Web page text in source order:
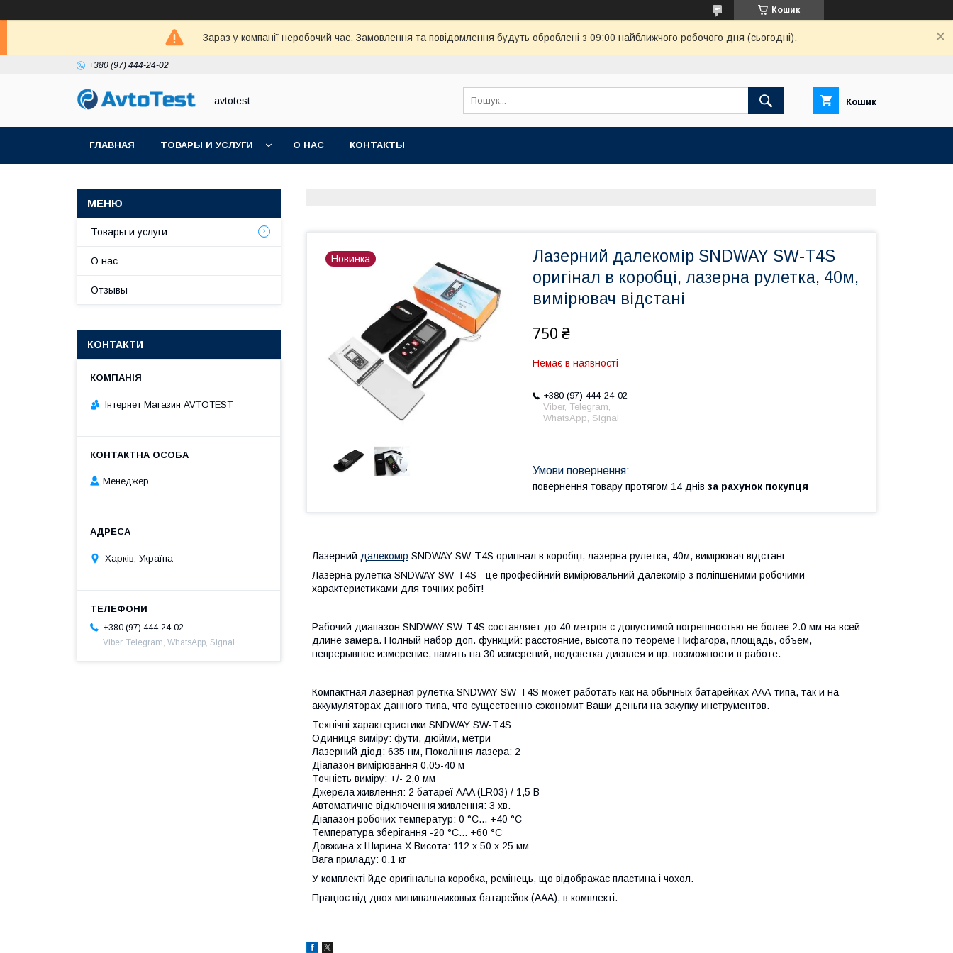
Кошик
Зараз у компанії неробочий час. Замовлення та повідомлення будуть оброблені з 09:00 найближчого робочого дня (сьогодні).
+380 (97) 444-24-02
avtotest Кошик
ГЛАВНАЯ ТОВАРЫ И УСЛУГИ О НАС КОНТАКТЫ
Новинка
Лазерний далекомір SNDWAY SW-T4S
оригінал в коробці, лазерна рулетка, 40м,
вимірювач відстані
750 ₴
Немає в наявності
+380 (97) 444-24-02
Viber, Telegram,
WhatsApp, Signal
повернення товару протягом 14 днів за рахунок покупця
Лазерний далекомір SNDWAY SW-T4S оригінал в коробці, лазерна рулетка, 40м, вимірювач відстані
Лазерна рулетка SNDWAY SW-T4S - це професійний вимірювальний далекомір з поліпшеними робочими
характеристиками для точних робіт!
Рабочий диапазон SNDWAY SW-T4S составляет до 40 метров с допустимой погрешностью не более 2.0 мм на всей
длине замера. Полный набор доп. функций: расстояние, высота по теореме Пифагора, площадь, объем,
непрерывное измерение, память на 30 измерений, подсветка дисплея и пр. возможности в работе.
Компактная лазерная рулетка SNDWAY SW-T4S может работать как на обычных батарейках ААА-типа, так и на
аккумуляторах данного типа, что существенно сэкономит Ваши деньги на закупку инструментов.
Технічні характеристики SNDWAY SW-T4S:
Одиниця виміру: фути, дюйми, метри
Лазерний діод: 635 нм, Покоління лазера: 2
Діапазон вимірювання 0,05-40 м
Точність виміру: +/- 2,0 мм
Джерела живлення: 2 батареї AAA (LR03) / 1,5 В
Автоматичне відключення живлення: 3 хв.
Діапазон робочих температур: 0 °C... +40 °C
Температура зберігання -20 °C... +60 °C
Довжина х Ширина Х Висота: 112 х 50 х 25 мм
Вага приладу: 0,1 кг
У комплекті йде оригінальна коробка, ремінець, що відображає пластина і чохол.
Працює від двох минипальчиковых батарейок (ААА), в комплекті.
Товары и услуги
О нас
Отзывы
КОНТАКТИ
Інтернет Магазин AVTOTEST
Менеджер
Харків, Україна
+380 (97) 444-24-02
Viber, Telegram, WhatsApp, Signal